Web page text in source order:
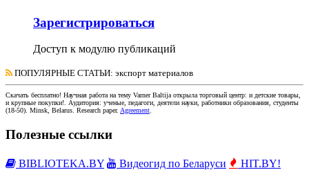
Зарегистрироваться
Доступ к модулю публикаций
ПОПУЛЯРНЫЕ СТАТЬИ: экспорт материалов
Скачать бесплатно! Научная работана тему Varner Baltija открыла торговый центр: и детские товары,
и крупные покупки!. Аудитория: ученые, педагоги, деятели науки, работники образования, студенты
(18-50). Minsk, Belarus. Research paper. Agreement.
Полезные ссылки
BIBLIOTEKA.BY Видеогид по Беларуси
HIT.BY!